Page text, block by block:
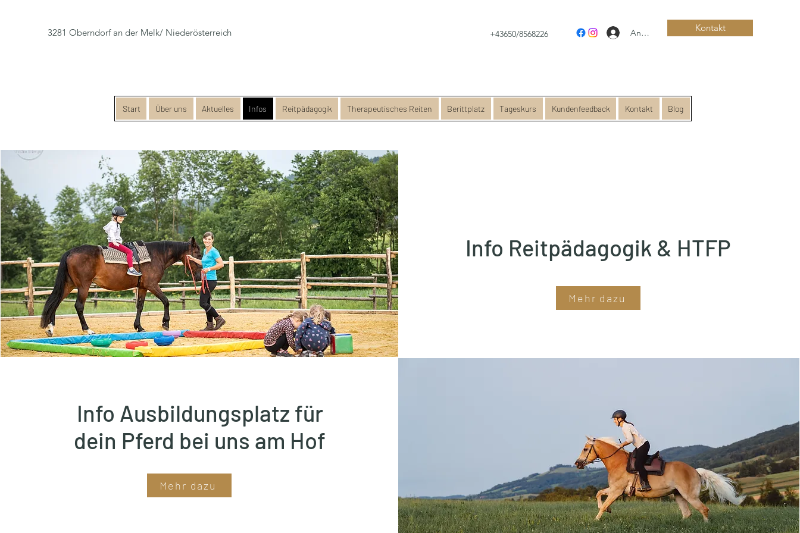
3281 Oberndorf an der Melk/ Niederösterreich +43650/8568226 Anmelden Kontakt
Start Über uns Aktuelles Infos Reitpädagogik Therapeutisches Reiten Berittplatz Tageskurs Kundenfeedback Kontakt Blog
Info Reitpädagogik & HTFP
Mehr dazu
Info Ausbildungsplatz für
dein Pferd bei uns am Hof
Mehr dazu